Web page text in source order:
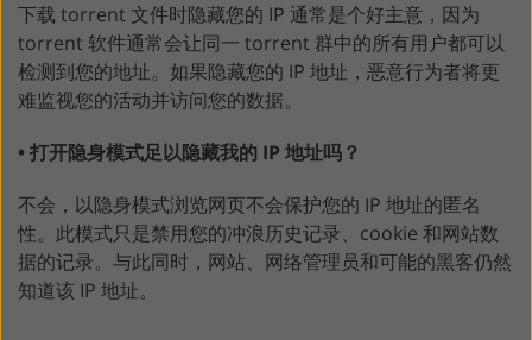
下载 torrent 文件时隐藏您的 IP 通常是个好主意，因为
torrent 软件通常会让同一 torrent 群中的所有用户都可以
检测到您的地址。如果隐藏您的 IP 地址，恶意行为者将更
难监视您的活动并访问您的数据。
• 打开隐身模式足以隐藏我的 IP 地址吗？
不会，以隐身模式浏览网页不会保护您的 IP 地址的匿名
性。此模式只是禁用您的冲浪历史记录、cookie 和网站数
据的记录。与此同时，网站、网络管理员和可能的黑客仍然
知道该 IP 地址。